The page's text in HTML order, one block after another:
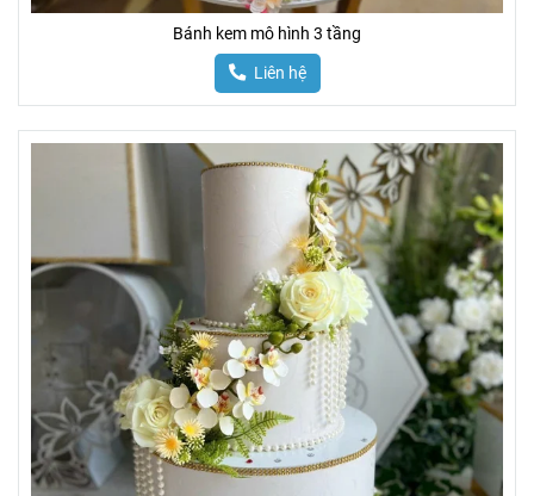
Bánh kem mô hình 3 tầng
Liên hệ